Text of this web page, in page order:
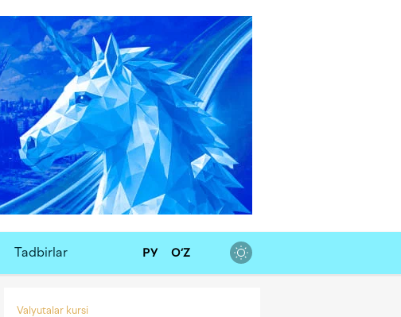
Tadbirlar РУ O‘Z
Valyutalar kursi